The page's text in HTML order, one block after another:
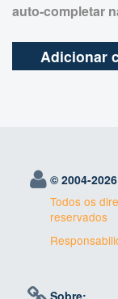
auto-completar
© 2004-
Todos os
reservados